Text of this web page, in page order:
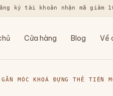
ký tài khoản nhận mã giảm
Cửa hàng Blog Về
MÓC KHOÁ ĐỰNG THẺ TIỀN